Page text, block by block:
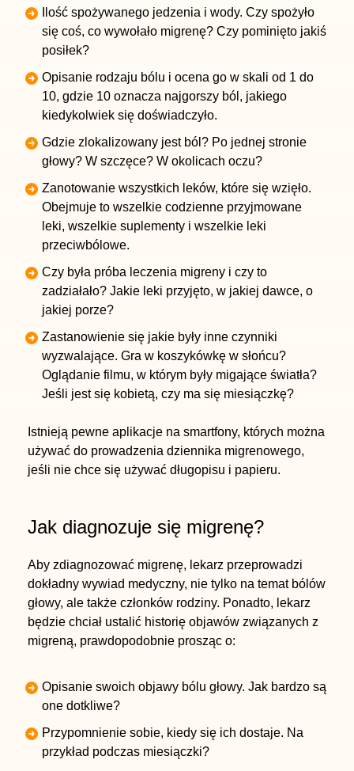
Ilość spożywanego jedzenia i wody. Czy spożyło
się coś, co wywołało migrenę? Czy pominięto jakiś
posiłek?
Opisanie rodzaju bólu i ocena go w skali od 1 do
10, gdzie 10 oznacza najgorszy ból, jakiego
kiedykolwiek się doświadczyło.
Gdzie zlokalizowany jest ból? Po jednej stronie
głowy? W szczęce? W okolicach oczu?
Zanotowanie wszystkich leków, które się wzięło.
Obejmuje to wszelkie codzienne przyjmowane
leki, wszelkie suplementy i wszelkie leki
przeciwbólowe.
Czy była próba leczenia migreny i czy to
zadziałało? Jakie leki przyjęto, w jakiej dawce, o
jakiej porze?
Zastanowienie się jakie były inne czynniki
wyzwalające. Gra w koszykówkę w słońcu?
Oglądanie filmu, w którym były migające światła?
Jeśli jest się kobietą, czy ma się miesiączkę?
Istnieją pewne aplikacje na smartfony, których można
używać do prowadzenia dziennika migrenowego,
jeśli nie chce się używać długopisu i papieru.
Jak diagnozuje się migrenę?
Aby zdiagnozować migrenę, lekarz przeprowadzi
dokładny wywiad medyczny, nie tylko na temat bólów
głowy, ale także członków rodziny. Ponadto, lekarz
będzie chciał ustalić historię objawów związanych z
migreną, prawdopodobnie prosząc o:
Opisanie swoich objawy bólu głowy. Jak bardzo są
one dotkliwe?
Przypomnienie sobie, kiedy się ich dostaje. Na
przykład podczas miesiączki?